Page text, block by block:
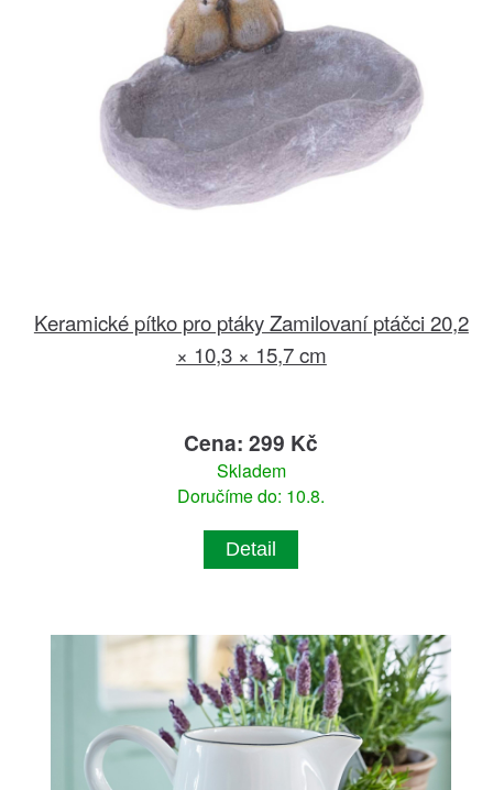
Keramické pítko pro ptáky Zamilovaní ptáčci 20,2
× 10,3 × 15,7 cm
Cena: 299 Kč
Skladem
Doručíme do: 10.8.
Detail